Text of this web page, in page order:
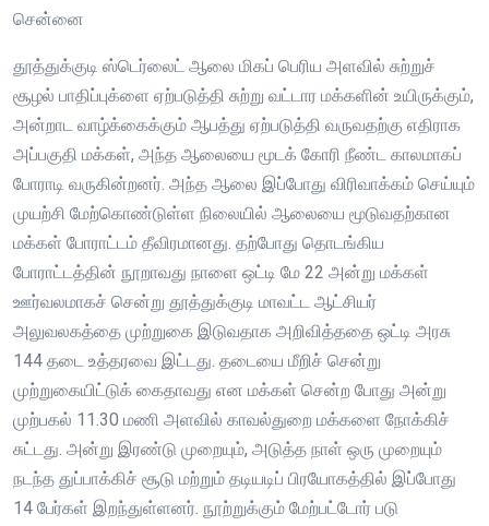
சென்னை
தூத்துக்குடி ஸ்டெர்லைட் ஆலை மிகப் பெரிய அளவில் சுற்றுச்
சூழல் பாதிப்புக்ளை ஏற்படுத்தி சுற்று வட்டார மக்களின் உயிருக்கும்,
அன்றாட வாழ்க்கைக்கும் ஆபத்து ஏற்படுத்தி வருவதற்கு எதிராக
அப்பகுதி மக்கள், அந்த ஆலையை மூடக் கோரி நீண்ட காலமாகப்
போராடி வருகின்றனர். அந்த ஆலை இப்போது விரிவாக்கம் செய்யும்
முயற்சி மேற்கொண்டுள்ள நிலையில் ஆலையை மூடுவதற்கான
மக்கள் போராட்டம் தீவிரமானது. தற்போது தொடங்கிய
போராட்டத்தின் நூறாவது நாளை ஒட்டி மே 22 அன்று மக்கள்
ஊர்வலமாகச் சென்று தூத்துக்குடி மாவட்ட ஆட்சியர்
அலுவலகத்தை முற்றுகை இடுவதாக அறிவித்ததை ஒட்டி அரசு
144 தடை உத்தரவை இட்டது. தடையை மீறிச் சென்று
முற்றுகையிட்டுக் கைதாவது என மக்கள் சென்ற போது அன்று
முற்பகல் 11.30 மணி அளவில் காவல்துறை மக்களை நோக்கிச்
சுட்டது. அன்று இரண்டு முறையும், அடுத்த நாள் ஒரு முறையும்
நடந்த துப்பாக்கிச் சூடு மற்றும் தடியடிப் பிரயோகத்தில் இப்போது
14 பேர்கள் இறந்துள்ளனர். நூற்றுக்கும் மேற்பட்டோர் படு